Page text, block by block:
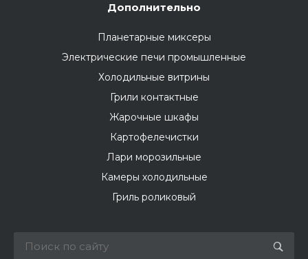
Дополнительно
Планетарные миксеры
Электрические печи промышленные
Холодильные витрины
Грили контактные
Жарочные шкафы
Картофелечистки
Лари морозильные
Камеры холодильные
Гриль роликовый